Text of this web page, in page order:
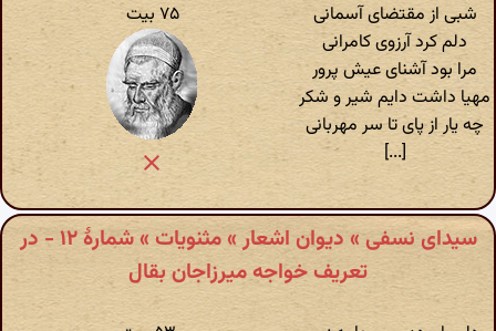
شبی از مقتضای آسمانی
دلم کرد آرزوی کامرانی
مرا بود آشنای عیش پرور
مهیا داشت دایم شیر و شکر
چه یار از پای تا سر مهربانی
[...]
۷۵ بیت
سیدای نسفی » دیوان اشعار » مثنویات » شمارهٔ ۱۲ - در
تعریف خواجه میرزاجان بقال